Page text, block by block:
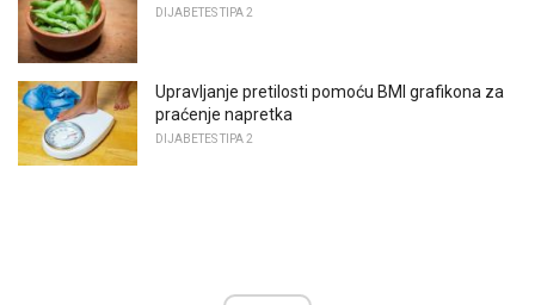
DIJABETES TIPA 2
Upravljanje pretilosti pomoću BMI grafikona za
praćenje napretka
DIJABETES TIPA 2